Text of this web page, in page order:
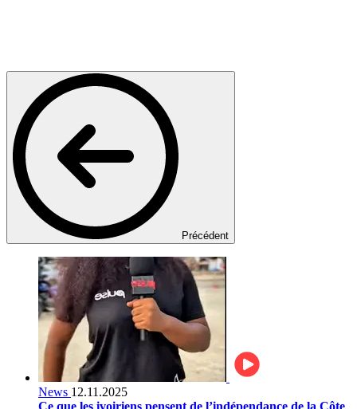
Précédent
News 12.11.2025
Ce que les ivoiriens pensent de l’indépendance de la Côte